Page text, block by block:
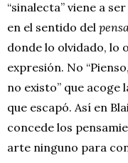
“sinalecta” viene a
en el sentido del
donde lo olvidado, lo
expresión. No
no existo” que acoge
que escapó. Así en
concede los
arte ninguno para